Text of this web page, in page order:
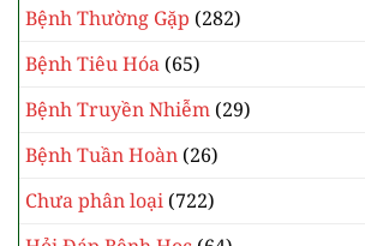
Bệnh Thường Gặp (282)
Bệnh Tiêu Hóa (65)
Bệnh Truyền Nhiễm (29)
Bệnh Tuần Hoàn (26)
Chưa phân loại (722)